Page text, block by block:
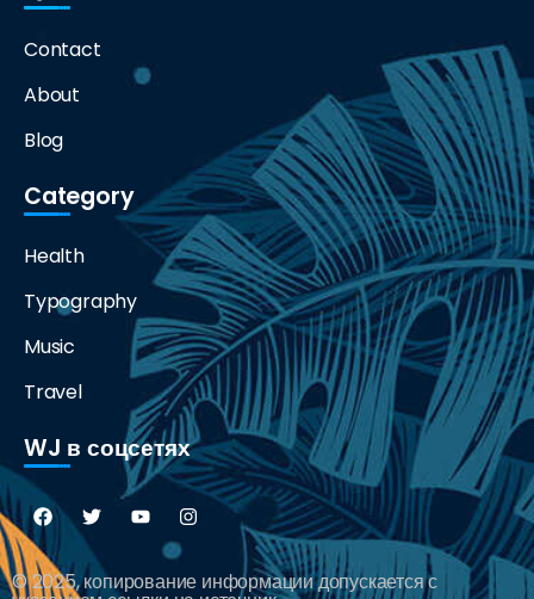
Contact
About
Blog
Category
Health
Typography
Music
Travel
WJ в соцсетях
© 2025, копирование информации допускается с